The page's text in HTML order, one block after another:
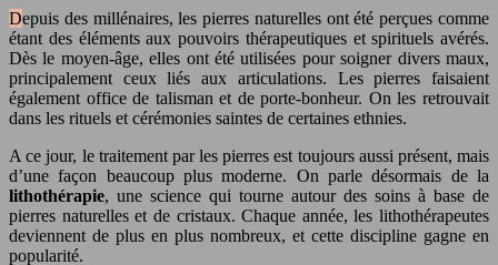
Depuis des millénaires, les pierres naturelles ont été perçues comme
étant des éléments aux pouvoirs thérapeutiques et spirituels avérés.
Dès le moyen-âge, elles ont été utilisées pour soigner divers maux,
principalement ceux liés aux articulations. Les pierres faisaient
également office de talisman et de porte-bonheur. On les retrouvait
dans les rituels et cérémonies saintes de certaines ethnies.
A ce jour, le traitement par les pierres est toujours aussi présent, mais
d’une façon beaucoup plus moderne. On parle désormais de la
lithothérapie, une science qui tourne autour des soins à base de
pierres naturelles et de cristaux. Chaque année, les lithothérapeutes
deviennent de plus en plus nombreux, et cette discipline gagne en
popularité.